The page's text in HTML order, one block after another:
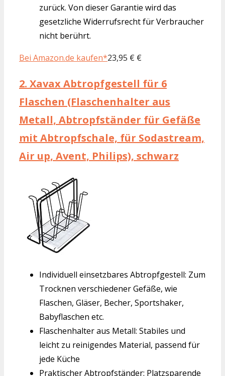
zurück. Von dieser Garantie wird das
gesetzliche Widerrufsrecht für Verbraucher
nicht berührt.
Bei Amazon.de kaufen*23,95 € €
2. Xavax Abtropfgestell für 6
Flaschen (Flaschenhalter aus
Metall, Abtropfständer für Gefäße
mit Abtropfschale, für Sodastream,
Air up, Avent, Philips), schwarz
Individuell einsetzbares Abtropfgestell: Zum
Trocknen verschiedener Gefäße, wie
Flaschen, Gläser, Becher, Sportshaker,
Babyflaschen etc.
Flaschenhalter aus Metall: Stabiles und
leicht zu reinigendes Material, passend für
jede Küche
Praktischer Abtropfständer: Platzsparende